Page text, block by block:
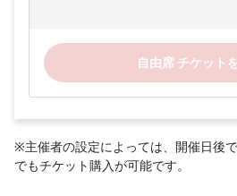
自由席 チケット
※主催者の設定によっては、開催日後
でもチケット購入が可能です。